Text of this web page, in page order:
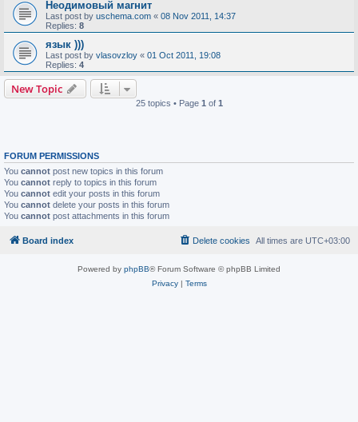
Неодимовый магнит
Last post by uschema.com « 08 Nov 2011, 14:37
Replies: 8
язык )))
Last post by vlasovzloy « 01 Oct 2011, 19:08
Replies: 4
New Topic
25 topics • Page 1 of 1
FORUM PERMISSIONS
You cannot post new topics in this forum
You cannot reply to topics in this forum
You cannot edit your posts in this forum
You cannot delete your posts in this forum
You cannot post attachments in this forum
Board index All times are UTC+03:00
Delete cookies
Powered by phpBB® Forum Software © phpBB Limited
Privacy| Terms